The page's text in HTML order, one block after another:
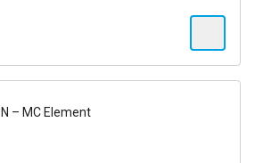
– MC Element